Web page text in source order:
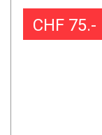
CHF 75.-